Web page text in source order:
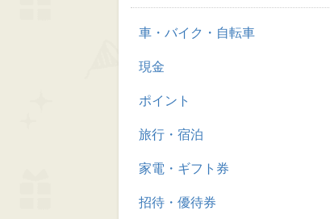
車・バイク・自転車
現金
ポイント
旅行・宿泊
家電・ギフト券
招待・優待券